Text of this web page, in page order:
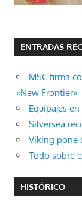
ENTRADAS
MSC firma
«New Frontier»
Equipajes
Silversea
Viking pone
Todo sobre
HISTÓRICO